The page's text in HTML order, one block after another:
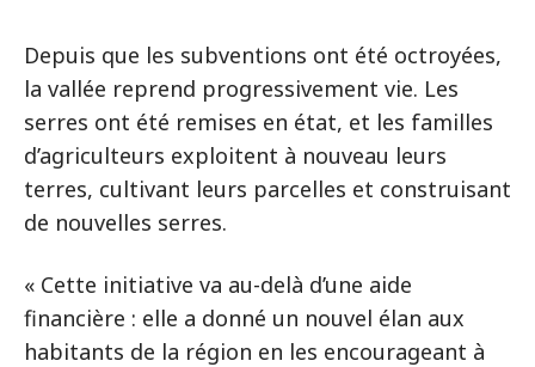
Depuis que les subventions ont été octroyées,
la vallée reprend progressivement vie. Les
serres ont été remises en état, et les familles
d’agriculteurs exploitent à nouveau leurs
terres, cultivant leurs parcelles et construisant
de nouvelles serres.
« Cette initiative va au-delà d’une aide
financière : elle a donné un nouvel élan aux
habitants de la région en les encourageant à